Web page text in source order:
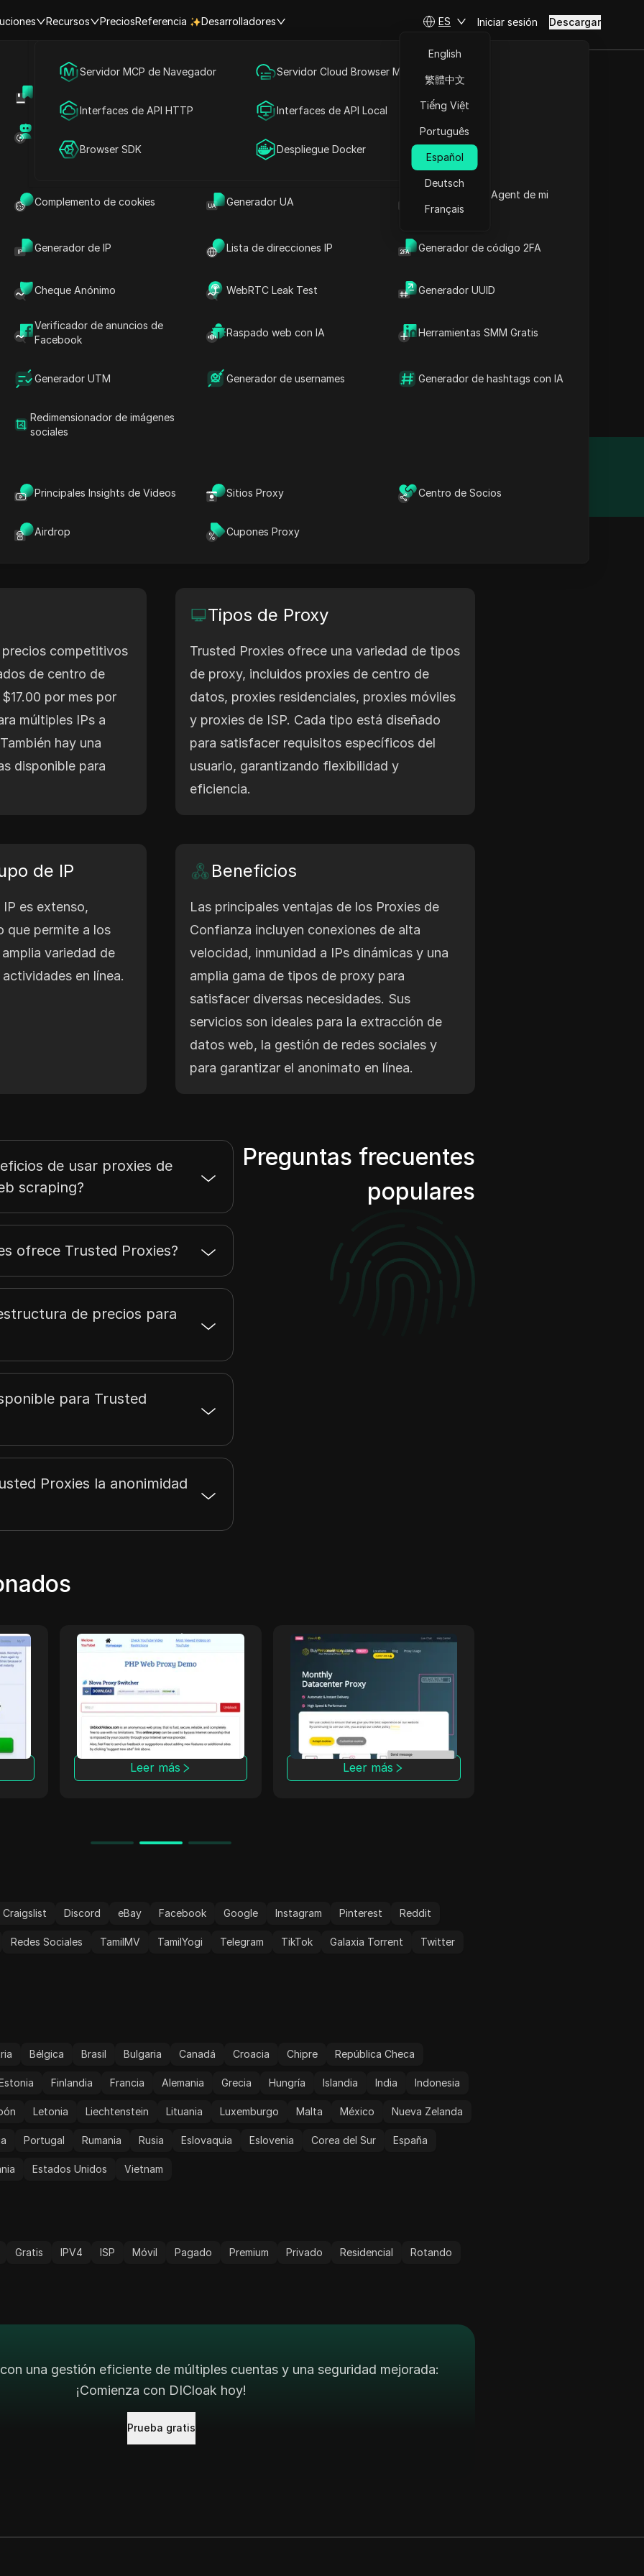
Marketing en redes sociales
Publicidad
Compartir cuenta
Recursos
Complemento de cookies Generador UA
Cuál es el User Agent de mi
navegador
Generador de IP Lista de direcciones IP Generador de código 2FA
Cheque Anónimo WebRTC Leak Test Generador UUID
Verificador de anuncios de
Facebook
Raspado web con IA Herramientas SMM Gratis
Generador UTM Generador de usernames Generador de hashtags con IA
Redimensionador de imágenes
sociales
Principales Insights de Videos Sitios Proxy Centro de Socios
Airdrop Cupones Proxy
PreciosReferencia Desarrolladores
Servidor MCP de Navegador Servidor Cloud Browser MCP
Interfaces de API HTTP Interfaces de API Local
Browser SDK Despliegue Docker
ES
English
繁體中文
Tiếng Việt
Português
Español
Deutsch
Français
Iniciar sesión Descargar
Hacer preguntas
Hacer preguntas sobre esta página
de raspado web
web a nivel empresarial de proxies de confianza permiten un raspado web de
N/A
competitivos
de centro de
por mes por
múltiples IPs a
hay una
disponible para
Tipos de Proxy
Trusted Proxies ofrece una variedad de tipos
de proxy, incluidos proxies de centro de
datos, proxies residenciales, proxies móviles
y proxies de ISP. Cada tipo está diseñado
para satisfacer requisitos específicos del
usuario, garantizando flexibilidad y
eficiencia.
de IP
es extenso,
que permite a los
variedad de
en línea.
Beneficios
Las principales ventajas de los Proxies de
Confianza incluyen conexiones de alta
velocidad, inmunidad a IPs dinámicas y una
amplia gama de tipos de proxy para
satisfacer diversas necesidades. Sus
servicios son ideales para la extracción de
datos web, la gestión de redes sociales y
para garantizar el anonimato en línea.
Preguntas frecuentes
populares
de usar proxies de
scraping?
ofrece Trusted Proxies?
de precios para
para Trusted
Proxies la anonimidad
UnblockVideos
un proxy web en línea
gratuito utilizado para eludir
la censura de internet y
desbloquear videos de sitios
de video populares
Leer más
BuyPersonalProxy
BuyPersonalProxy ofrece
proxies privados rápidos y
seguros que mantienen tus
actividades en línea anónimas
y privadas. Con
características de seguridad
avanzadas y un rendimiento
confiable, BuyPersonalProxy
Leer más
Craigslist Discord eBay Facebook Google Instagram Pinterest Reddit
Redes Sociales TamilMV TamilYogi Telegram TikTok Galaxia Torrent Twitter
Bélgica Brasil Bulgaria Canadá Croacia Chipre República Checa
Finlandia Francia Alemania Grecia Hungría Islandia India Indonesia
Letonia Liechtenstein Lituania Luxemburgo Malta México Nueva Zelanda
Portugal Rumania Rusia Eslovaquia Eslovenia Corea del Sur España
Estados Unidos Vietnam
Gratis IPV4 ISP Móvil Pagado Premium Privado Residencial Rotando
una gestión eficiente de múltiples cuentas y una seguridad mejorada:
¡Comienza con DICloak hoy!
Prueba gratis